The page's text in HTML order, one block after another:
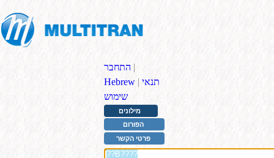
התחבר |
Hebrew | תנאי
שימוש
מילונים
הפורום
פרטי הקשר